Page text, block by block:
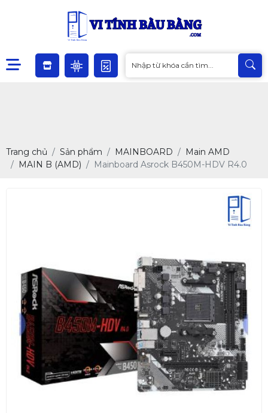
Trang chủ Sản phẩm MAINBOARD
Main AMD
MAIN B (AMD)
Mainboard Asrock B450M-HDV R4.0